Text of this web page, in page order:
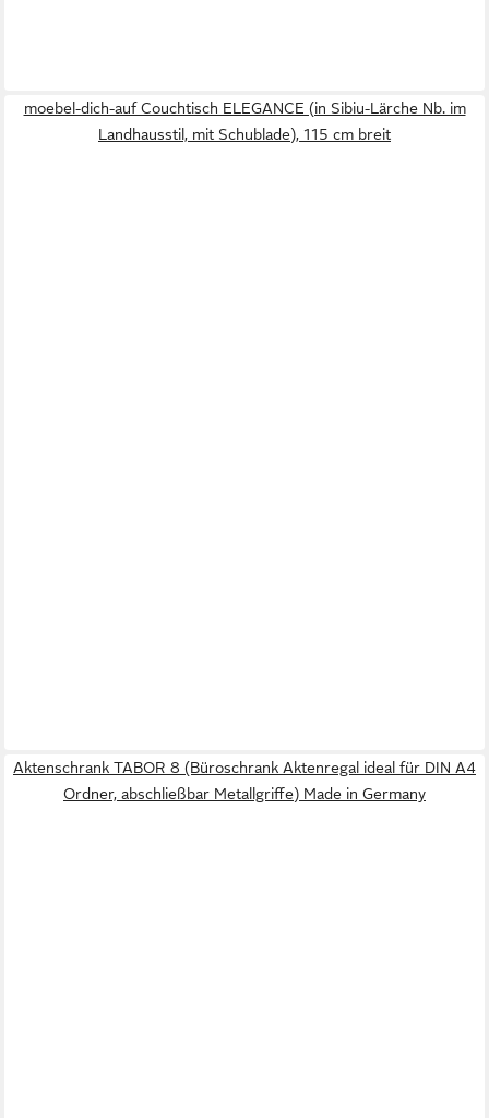
moebel-dich-auf Couchtisch ELEGANCE (in Sibiu-Lärche Nb. im
Landhausstil, mit Schublade), 115 cm breit
Aktenschrank TABOR 8 (Büroschrank Aktenregal ideal für DIN A4
Ordner, abschließbar Metallgriffe) Made in Germany